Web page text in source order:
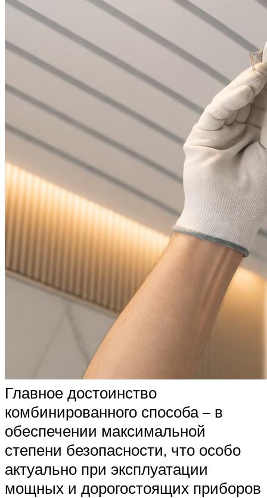
Главное достоинство
комбинированного способа – в
обеспечении максимальной
степени безопасности, что особо
актуально при эксплуатации
мощных и дорогостоящих приборов